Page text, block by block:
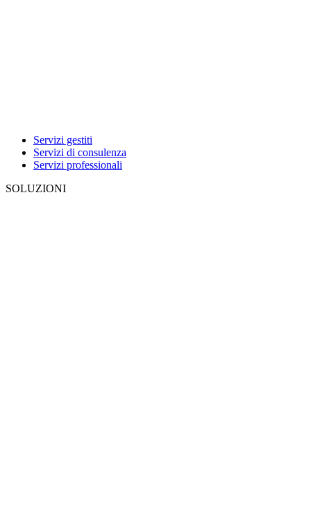
Servizi gestiti
Servizi di consulenza
Servizi professionali
SOLUZIONI